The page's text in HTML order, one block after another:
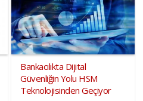
Bankacılıkta Dijital
Güvenliğin Yolu HSM
Teknolojisinden Geçiyor